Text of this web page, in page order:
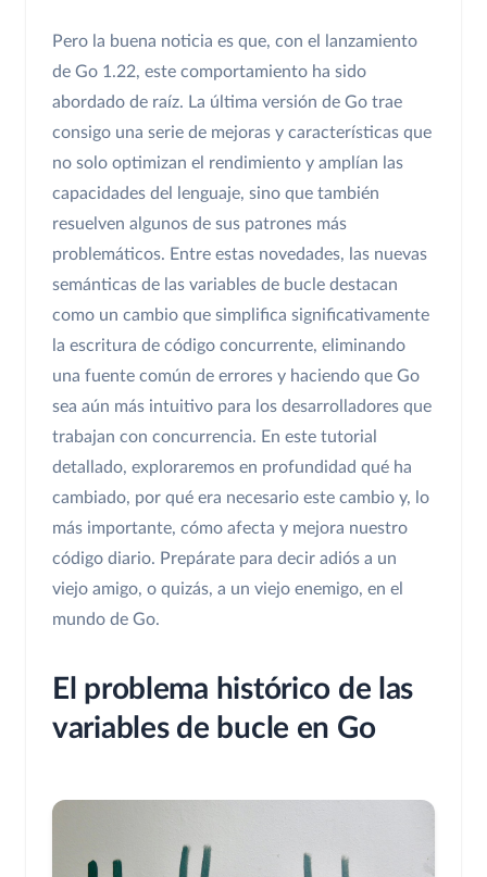
Pero la buena noticia es que, con el lanzamiento
de Go 1.22, este comportamiento ha sido
abordado de raíz. La última versión de Go trae
consigo una serie de mejoras y características que
no solo optimizan el rendimiento y amplían las
capacidades del lenguaje, sino que también
resuelven algunos de sus patrones más
problemáticos. Entre estas novedades, las nuevas
semánticas de las variables de bucle destacan
como un cambio que simplifica significativamente
la escritura de código concurrente, eliminando
una fuente común de errores y haciendo que Go
sea aún más intuitivo para los desarrolladores que
trabajan con concurrencia. En este tutorial
detallado, exploraremos en profundidad qué ha
cambiado, por qué era necesario este cambio y, lo
más importante, cómo afecta y mejora nuestro
código diario. Prepárate para decir adiós a un
viejo amigo, o quizás, a un viejo enemigo, en el
mundo de Go.
El problema histórico de las
variables de bucle en Go